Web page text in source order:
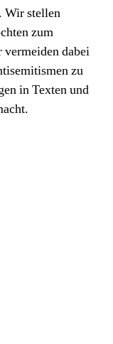
Wir stellen
zum
dabei
zu
in Texten und